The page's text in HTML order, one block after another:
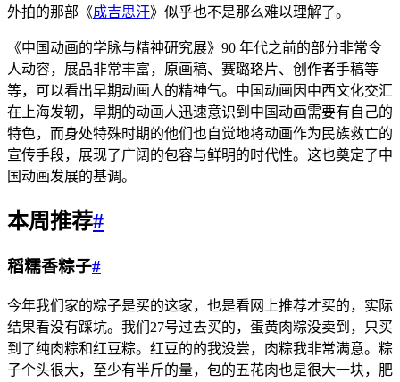
外拍的那部《成吉思汗》似乎也不是那么难以理解了。
《中国动画的学脉与精神研究展》90 年代之前的部分非常令
人动容，展品非常丰富，原画稿、赛璐珞片、创作者手稿等
等，可以看出早期动画人的精神气。中国动画因中西文化交汇
在上海发轫，早期的动画人迅速意识到中国动画需要有自己的
特色，而身处特殊时期的他们也自觉地将动画作为民族救亡的
宣传手段，展现了广阔的包容与鲜明的时代性。这也奠定了中
国动画发展的基调。
本周推荐#
稻糯香粽子#
今年我们家的粽子是买的这家，也是看网上推荐才买的，实际
结果看没有踩坑。我们27号过去买的，蛋黄肉粽没卖到，只买
到了纯肉粽和红豆粽。红豆的的我没尝，肉粽我非常满意。粽
子个头很大，至少有半斤的量，包的五花肉也是很大一块，肥